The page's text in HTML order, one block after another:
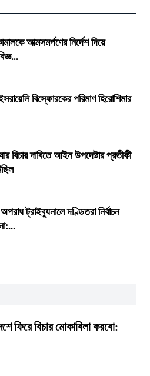
আত্মসমর্পণের নির্দেশ দিয়ে
বিস্ফোরকের পরিমাণ হিরোশিমার
বিচার দাবিতে আইন উপদেষ্টার প্রতীকী
ট্রাইব্যুনালে দণ্ডিতরা নির্বাচন
ফিরে বিচার মোকাবিলা করবো: